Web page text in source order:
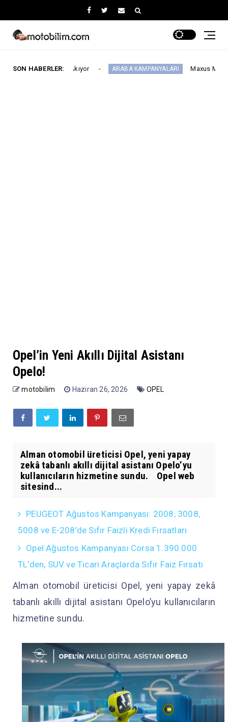
SON HABERLER:
64'e çıkıyor ARABA KAMPANYALARI Maxus Modellerinde
Opel’in Yeni Akıllı Dijital Asistanı
Opelo!
motobilim Haziran 26, 2026 OPEL
Alman otomobil üreticisi Opel, yeni yapay
zekâ tabanlı akıllı dijital asistanı Opelo’yu
kullanıcıların hizmetine sundu. Opel web
sitesind...
PEUGEOT Ağustos Kampanyası: 2008, 3008,
5008 ve E-208’de Sıfır Faizli Kredi Fırsatları
Opel Ağustos Kampanyası Corsa 1.390.000
TL’den, SUV ve Ticari Araçlarda Sıfır Faiz Fırsatı
Alman otomobil üreticisi Opel, yeni yapay zekâ
tabanlı akıllı dijital asistanı Opelo’yu kullanıcıların
hizmetine sundu.